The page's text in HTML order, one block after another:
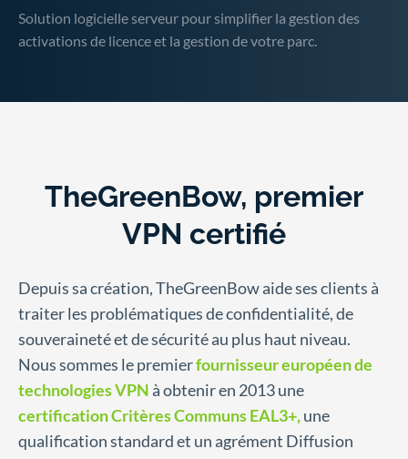
Solution logicielle serveur pour simplifier la gestion des
activations de licence et la gestion de votre parc.
TheGreenBow, premier
VPN certifié
Depuis sa création, TheGreenBow aide ses clients à
traiter les problématiques de confidentialité, de
souveraineté et de sécurité au plus haut niveau.
Nous sommes le premierfournisseur européen de
technologies VPN à obtenir en 2013 une
certification Critères Communs EAL3+, une
qualification standard et un agrément Diffusion